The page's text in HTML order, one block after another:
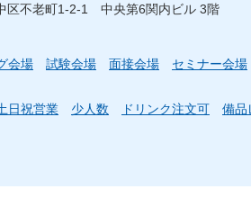
不老町1-2-1 中央第6関内ビル 3階
会場
試験会場 面接会場 セミナー会場
日祝営業 少人数 ドリンク注文可 備品